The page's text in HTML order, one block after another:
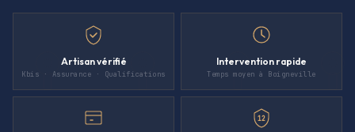
Artisan vérifié
Kbis · Assurance · Qualifications
Intervention rapide
Temps moyen à Boigneville
12